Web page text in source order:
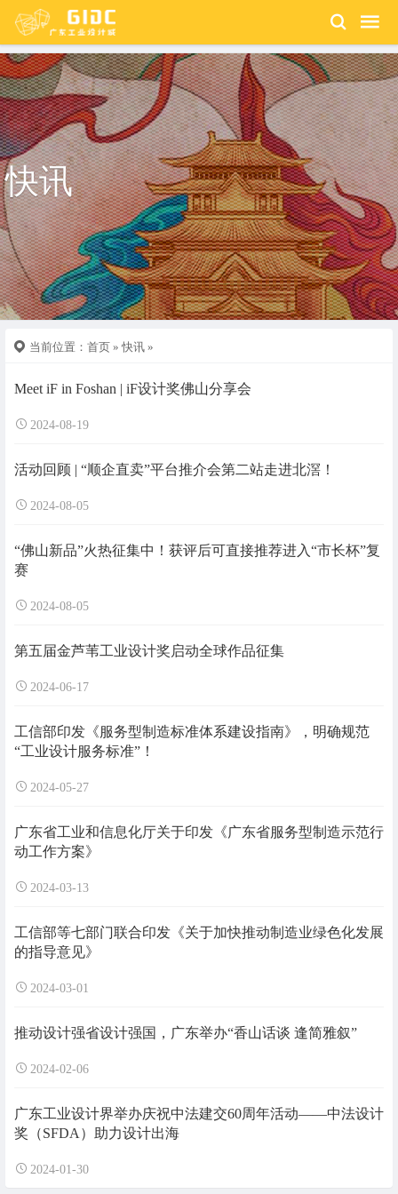
快讯
当前位置： 首页 » 快讯 »
Meet iF in Foshan | iF设计奖佛山分享会
2024-08-19
活动回顾 | “顺企直卖”平台推介会第二站走进北滘！
2024-08-05
“佛山新品”火热征集中！获评后可直接推荐进入“市长杯”复
赛
2024-08-05
第五届金芦苇工业设计奖启动全球作品征集
2024-06-17
工信部印发《服务型制造标准体系建设指南》，明确规范
“工业设计服务标准”！
2024-05-27
广东省工业和信息化厅关于印发《广东省服务型制造示范行
动工作方案》
2024-03-13
工信部等七部门联合印发《关于加快推动制造业绿色化发展
的指导意见》
2024-03-01
推动设计强省设计强国，广东举办“香山话谈 逢简雅叙”
2024-02-06
广东工业设计界举办庆祝中法建交60周年活动——中法设计
奖（SFDA）助力设计出海
2024-01-30